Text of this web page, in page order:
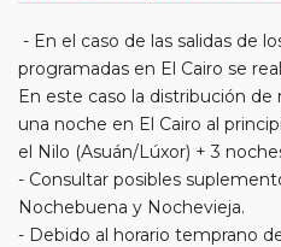
- En el caso de las salidas de
programadas en El Cairo se
En este caso la distribución
una noche en El Cairo al
el Nilo (Asuán/Lúxor) + 3
- Consultar posibles
Nochebuena y Nochevieja.
- Debido al horario temprano